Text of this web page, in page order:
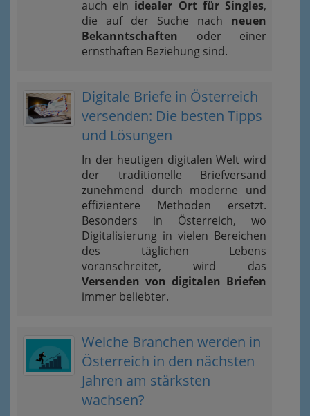
auch ein idealer Ort für Singles,
die auf der Suche nach neuen
Bekanntschaften oder einer
ernsthaften Beziehung sind.
Digitale Briefe in Österreich
versenden: Die besten Tipps
und Lösungen
In der heutigen digitalen Welt wird
der traditionelle Briefversand
zunehmend durch moderne und
effizientere Methoden ersetzt.
Besonders in Österreich, wo
Digitalisierung in vielen Bereichen
des täglichen Lebens
voranschreitet, wird das
Versenden von digitalen Briefen
immer beliebter.
Welche Branchen werden in
Österreich in den nächsten
Jahren am stärksten
wachsen?